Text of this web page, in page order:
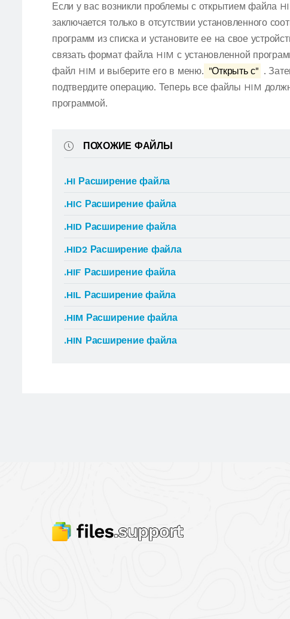
Если у вас возникли проблемы с открытием файла
заключается только в отсутствии установленного
программ из списка и установите ее на свое
связать формат файла HIM с установленной
файл HIM и выберите его в меню. "Открыть с" .
подтвердите операцию. Теперь все файлы HIM
программой.
ПОХОЖИЕ ФАЙЛЫ
.HI Расширение файла
.HIC Расширение файла
.HID Расширение файла
.HID2 Расширение файла
.HIF Расширение файла
.HIL Расширение файла
.HIM Расширение файла
.HIN Расширение файла